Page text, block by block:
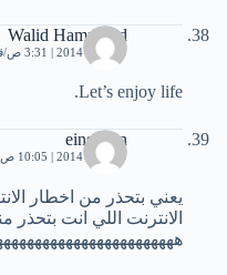
Walid Hammoud
19 يناير، 2014 | 3:31 ص
Let’s enjoy life.
einshtein
19 يناير، 2014 | 10:05 ص
يعني بتحذر من اخطار
الانترنت اللي انت بتحذر